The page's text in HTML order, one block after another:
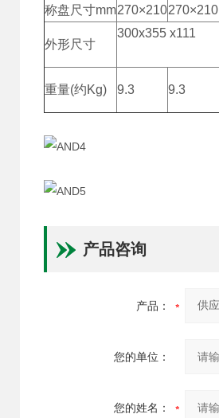
称盘尺寸mm270×210270×210
外形尺寸
300x355 x111
重量(约Kg) 9.3 9.3
产品咨询
产品：
您的单位：
您的姓名：